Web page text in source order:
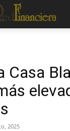
Casa
2025